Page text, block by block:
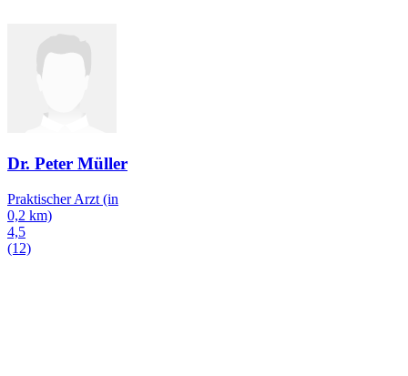
Dr. Peter Müller
Praktischer Arzt (in
0,2 km)
4,5
(12)